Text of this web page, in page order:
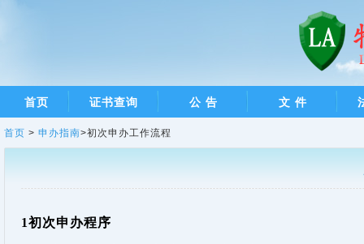
首页 证书查询 公 告 文 件
首页 > 申办指南>初次申办工作流程
1初次申办程序